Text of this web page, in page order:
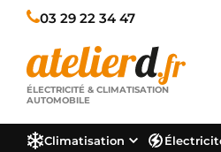
03 29 22 34 47
ÉLECTRICITÉ & CLIMATISATION
AUTOMOBILE
Climatisation